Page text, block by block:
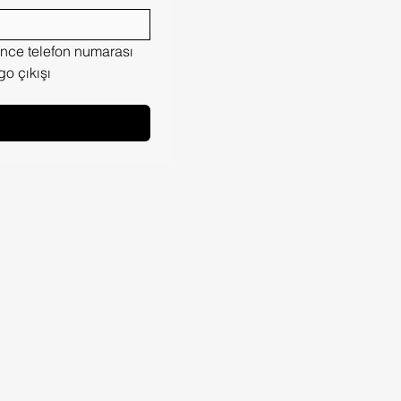
telefon numarası
çıkışı